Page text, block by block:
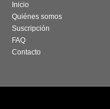
Inicio
Quiénes somos
Suscripción
FAQ
Contacto